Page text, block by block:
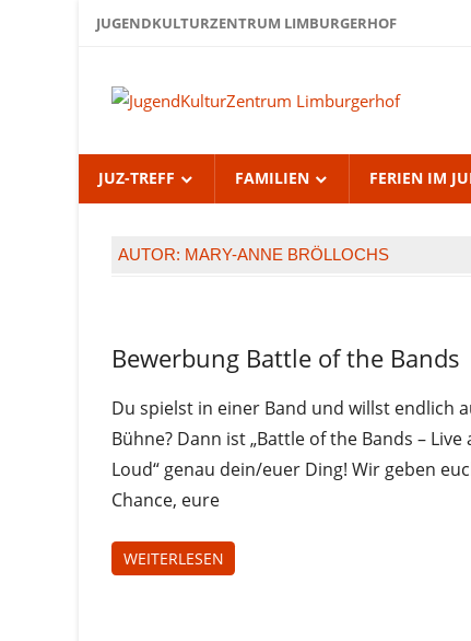
ZumJUGENDKULTURZENTRUM LIMBURGERHOF
JUZ-TREFF FAMILIEN FERIEN IM
AUTOR: MARY-ANNE BRÖLLOCHS
Juz-
Sommer
2026
Bewerbung Battle of the Bands
Du spielst in einer Band und willst endlich
Bühne? Dann ist „Battle of the Bands – Live
Loud“ genau dein/euer Ding! Wir geben
Chance, eure
WEITERLESEN